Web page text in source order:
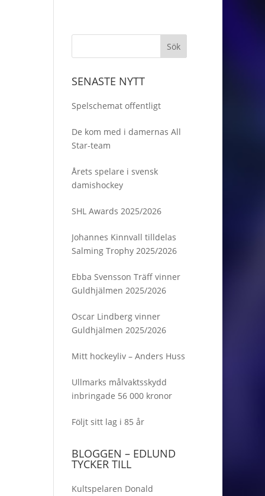
SENASTE NYTT
Spelschemat offentligt
De kom med i damernas All
Star-team
Årets spelare i svensk
damishockey
SHL Awards 2025/2026
Johannes Kinnvall tilldelas
Salming Trophy 2025/2026
Ebba Svensson Träff vinner
Guldhjälmen 2025/2026
Oscar Lindberg vinner
Guldhjälmen 2025/2026
Mitt hockeyliv – Anders Huss
Ullmarks målvaktsskydd
inbringade 56 000 kronor
Följt sitt lag i 85 år
BLOGGEN – EDLUND
TYCKER TILL
Kultspelaren Donald